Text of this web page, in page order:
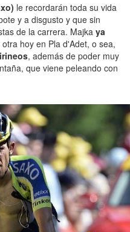
le recordarán toda su vida
y a disgusto y que sin
de la carrera. Majka ya
otra hoy en Pla d'Adet, o sea,
, además de poder muy
que viene peleando con